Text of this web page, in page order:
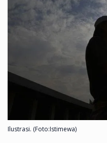
Ilustrasi. (Foto:Istimewa)